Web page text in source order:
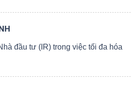
đầu tư (IR) trong việc tối đa hóa